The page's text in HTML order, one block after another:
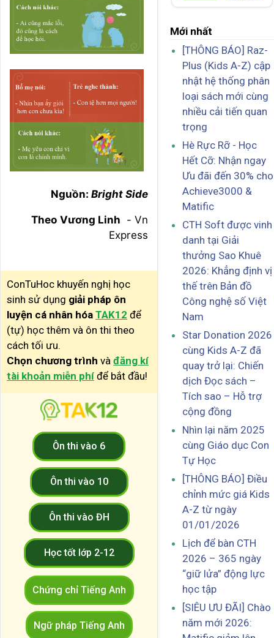
Nguồn: Bright Side
Theo Vương Linh - Vn
Express
ConTuHoc khuyến nghị học
sinh sử dụng giải pháp ôn
luyện cá nhân hóa TAK12 để
(tự) học thêm và ôn thi theo
cách tối ưu.
Chọn chương trình và đăng kí
tài khoản miễn phí để bắt đầu!
Ôn thi vào 6
Ôn thi vào 10
Ôn thi vào ĐH
Học tốt lớp 2-12
Chứng chỉ Tiếng Anh
Ngữ pháp Tiếng Anh
Mới nhất
[THÔNG BÁO] Raz-
Plus (Kids A-Z) cập
nhật hệ thống phân
loại sách mới cùng
nhiều cải tiến quan
trọng
Hè Rực Rỡ - Học
Hết Cỡ: Nhận ngay
Ưu đãi đến 30% cho
Achieve3000 &
Matific
CTH Soft được vinh
danh tại Giải
thưởng Sao Khuê
2026: Khẳng định vị
thế trên Bản đồ
Công nghệ số Việt
Nam
Star Donation 2026
cùng Kids A-Z đã
quay trở lại: Chiến
dịch Đọc sách –
Tích sao – Hỗ trợ
cộng đồng
Nhìn lại năm 2025
cùng Giáo dục Con
Tự Học
[THÔNG BÁO] Điều
chỉnh mức giá Kids
A-Z từ ngày
01/01/2026
Lịch để bàn CTH
2026 – 365 ngày
“giữ lửa” động lực
học tập
[SIÊU ƯU ĐÃI] Chào
năm mới 2026: